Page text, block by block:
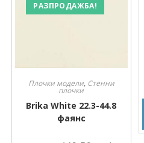
РАЗПРОДАЖБА!
Плочки модели, Стенни
плочки
Brika White 22.3-44.8
фаянс